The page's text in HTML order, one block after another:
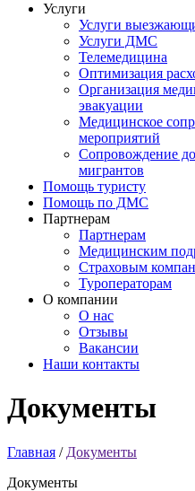
Услуги
Услуги
Услуги ДМС
Телемедицина
Оптимизация
Организация
эвакуации
Медицинское
мероприятий
Сопровождение
мигрантов
Помощь туристу
Помощь по ДМС
Партнерам
Партнерам
Медицинским
Страховым
Туроператорам
О компании
О нас
Отзывы
Вакансии
Наши контакты
Документы
Главная / Документы
Документы